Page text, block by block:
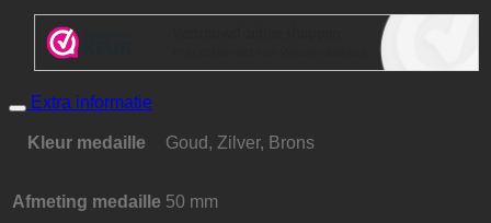
Extra informatie
Kleur medaille Goud, Zilver, Brons
Afmeting medaille 50 mm